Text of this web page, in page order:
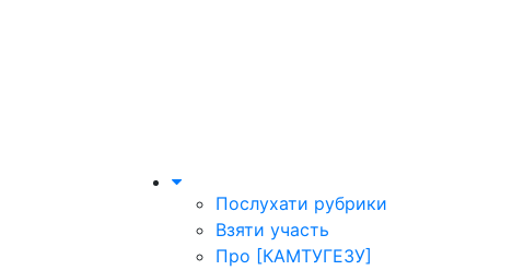
Послухати рубрики
Взяти участь
Про [КАМТУГЕЗУ]